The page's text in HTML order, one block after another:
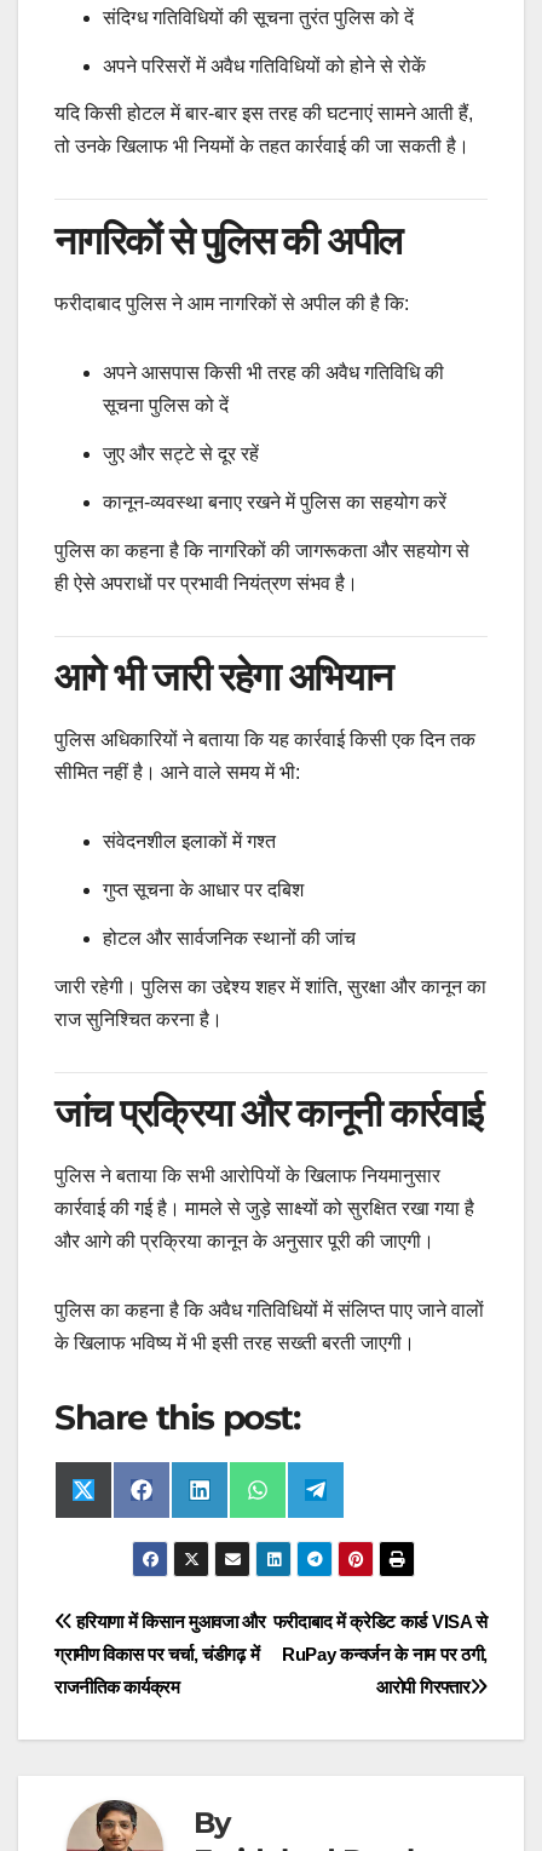
संदिग्ध गतिविधियों की सूचना तुरंत पुलिस को दें
अपने परिसरों में अवैध गतिविधियों को होने से रोकें
यदि किसी होटल में बार-बार इस तरह की घटनाएं सामने आती हैं,
तो उनके खिलाफ भी नियमों के तहत कार्रवाई की जा सकती है।
नागरिकों से पुलिस की अपील
फरीदाबाद पुलिस ने आम नागरिकों से अपील की है कि:
अपने आसपास किसी भी तरह की अवैध गतिविधि की
सूचना पुलिस को दें
जुए और सट्टे से दूर रहें
कानून-व्यवस्था बनाए रखने में पुलिस का सहयोग करें
पुलिस का कहना है कि नागरिकों की जागरूकता और सहयोग से
ही ऐसे अपराधों पर प्रभावी नियंत्रण संभव है।
आगे भी जारी रहेगा अभियान
पुलिस अधिकारियों ने बताया कि यह कार्रवाई किसी एक दिन तक
सीमित नहीं है। आने वाले समय में भी:
संवेदनशील इलाकों में गश्त
गुप्त सूचना के आधार पर दबिश
होटल और सार्वजनिक स्थानों की जांच
जारी रहेगी। पुलिस का उद्देश्य शहर में शांति, सुरक्षा और कानून का
राज सुनिश्चित करना है।
जांच प्रक्रिया और कानूनी कार्रवाई
पुलिस ने बताया कि सभी आरोपियों के खिलाफ नियमानुसार
कार्रवाई की गई है। मामले से जुड़े साक्ष्यों को सुरक्षित रखा गया है
और आगे की प्रक्रिया कानून के अनुसार पूरी की जाएगी।
पुलिस का कहना है कि अवैध गतिविधियों में संलिप्त पाए जाने वालों
के खिलाफ भविष्य में भी इसी तरह सख्ती बरती जाएगी।
Share this post:
Share
on
X
(
t
e
r
)
Share
on
F
a
c
e
b
o
k
Share
on
L
i
n
e
I
n
Share
on
W
h
a
t
s
p
Share
on
T
e
l
g
a
m
Post
navigation
फरीदाबाद में क्रेडिट कार्ड VISA से
RuPay कन्वर्जन के नाम पर ठगी,
आरोपी गिरफ्तार
हरियाणा में किसान मुआवजा और
ग्रामीण विकास पर चर्चा, चंडीगढ़ में
राजनीतिक कार्यक्रम
By